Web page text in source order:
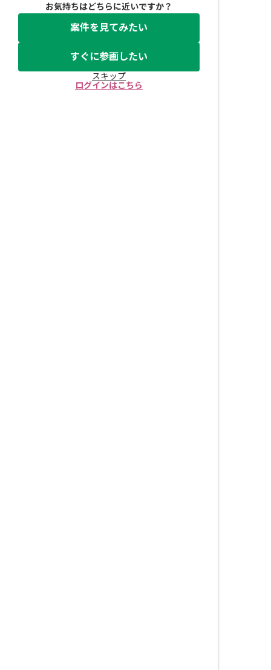
お気持ちはどちらに近いですか？
案件を見てみたい
すぐに参画したい
スキップ
ログインはこちら